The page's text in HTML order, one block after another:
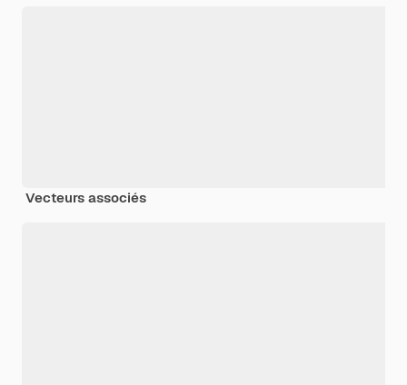
Vecteurs associés